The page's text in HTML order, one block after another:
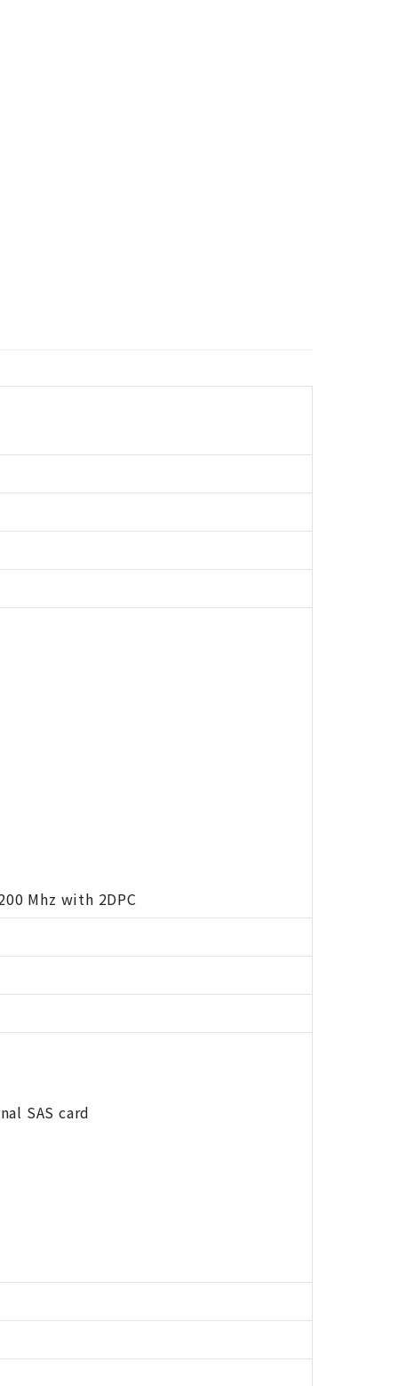
Mhz with 2DPC
SAS card